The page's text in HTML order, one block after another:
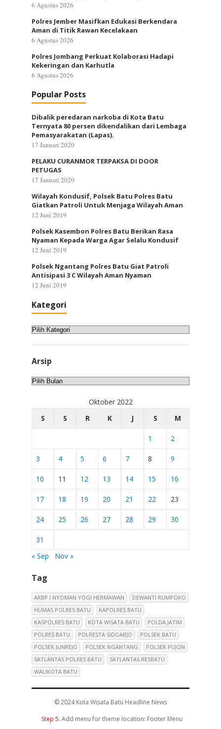
6 Agustus 2026
Polres Jember Masifkan Edukasi Berkendara
Aman di Titik Rawan Kecelakaan
6 Agustus 2026
Polres Jombang Perkuat Kolaborasi Hadapi
Kekeringan dan Karhutla
6 Agustus 2026
Popular Posts
Dibalik peredaran narkoba di Kota Batu
Ternyata 80 persen dikendalikan dari Lembaga
Pemasyarakatan (Lapas).
17 Januari 2020
PELAKU CURANMOR TERPAKSA DI DOOR
PETUGAS
17 Januari 2020
Wilayah Kondusif, Polsek Batu Polres Batu
Giatkan Patroli Untuk Menjaga Wilayah Aman
12 Juni 2019
Polsek Kasembon Polres Batu Berikan Rasa
Nyaman Kepada Warga Agar Selalu Kondusif
12 Juni 2019
Polsek Ngantang Polres Batu Giat Patroli
Antisipasi 3 C Wilayah Aman Nyaman
12 Juni 2019
Kategori
Kategori
Arsip
Arsip
Oktober 2022
S
S R K J S M
1 2
3 4 5 6 7 8 9
10 11 12 13 14 15 16
17 18 19 20 21 22 23
24 25 26 27 28 29 30
31
« Sep
Nov »
Tag
AKBP I NYOMAN YOGI HERMAWAN
DEWANTI RUMPOKO
HUMAS POLRES BATU
KAPOLRES BATU
KASPOLRES BATU
KOTA WISATA BATU
POLDA JATIM
POLRES BATU
POLRESTA SIDOARJO
POLSEK BATU
POLSEK JUNREJO
POLSEK NGANTANG
POLSEK PUJON
SATLANTAS POLRES BATU
SATLANTAS RESBATU
WALIKOTA BATU
© 2024Kota Wisata Batu Headline News
Step 5. Add menu for theme location: Footer Menu